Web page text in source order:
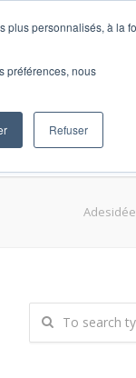
plus personnalisés, à la
préférences, nous
Refuser
BLOG